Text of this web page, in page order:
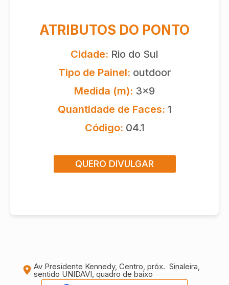
ATRIBUTOS DO PONTO
Cidade: Rio do Sul
Tipo de Painel: outdoor
Medida (m): 3x9
Quantidade de Faces: 1
Código: 04.1
QUERO DIVULGAR
Av Presidente Kennedy, Centro, próx. Sinaleira,
sentido UNIDAVI, quadro de baixo